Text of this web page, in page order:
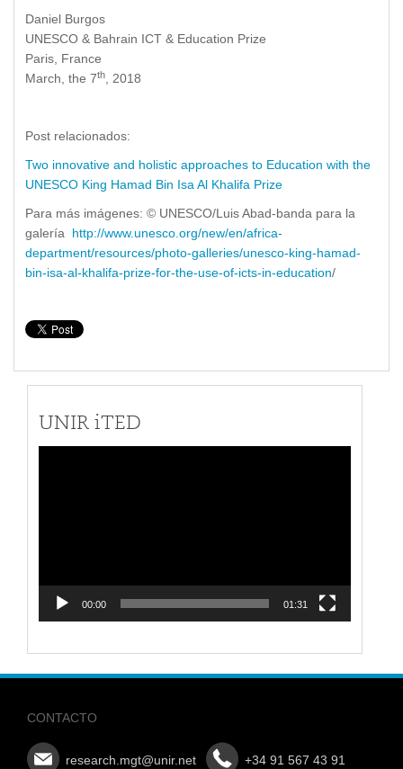
Daniel Burgos
UNESCO & Bahrain ICT & Education Prize
Paris, France
March, the 7th , 2018
Post relacionados:
Two innovative and holistic approaches to Education with the
UNESCO King Hamad Bin Isa Al Khalifa Prize
Para más imágenes: © UNESCO/Luis Abad-banda para la
galería http://www.unesco.org/new/en/africa-
department/resources/photo-galleries/unesco-king-hamad-
bin-isa-al-khalifa-prize-for-the-use-of-icts-in-education/
UNIR iTED
00:00 01:31
CONTACTO
research.mgt@unir.net +34 91 567 43 91